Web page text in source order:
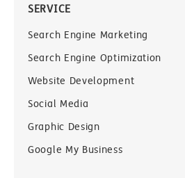
SERVICE
Search Engine Marketing
Search Engine Optimization
Website Development
Social Media
Graphic Design
Google My Business